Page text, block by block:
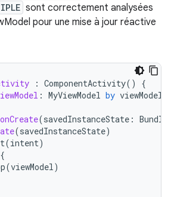
sont correctement analysées
pour une mise à jour réactive
: ComponentActivity()
{
: MyViewModel by viewModels
onCreate(savedInstanceState :
(savedInstanceState)
(intent)
{
(viewModel)